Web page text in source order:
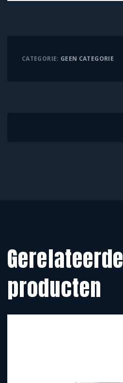
CATEGORIE: GEEN CATEGORIE
Gerelateerde
producten